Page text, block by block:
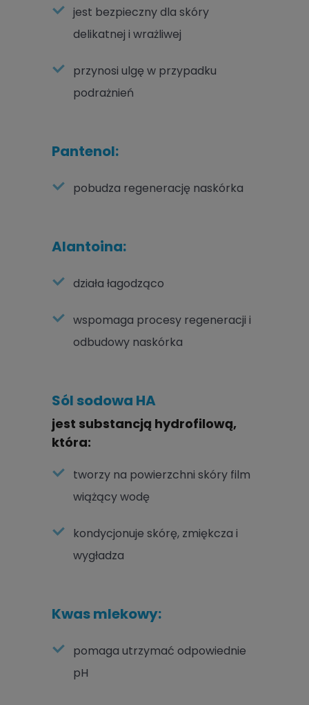
jest bezpieczny dla skóry
delikatnej i wrażliwej
przynosi ulgę w przypadku
podrażnień
Pantenol:
pobudza regenerację naskórka
Alantoina:
działa łagodząco
wspomaga procesy regeneracji i
odbudowy naskórka
Sól sodowa HA
jest substancją hydrofilową,
która:
tworzy na powierzchni skóry film
wiążący wodę
kondycjonuje skórę, zmiękcza i
wygładza
Kwas mlekowy:
pomaga utrzymać odpowiednie
pH